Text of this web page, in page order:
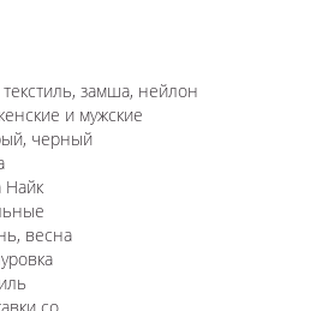
замша, нейлон
и мужские
черный
Найк
весна
со